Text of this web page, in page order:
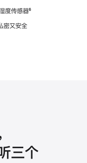
度传感器脚
⁶
密又安全
三个